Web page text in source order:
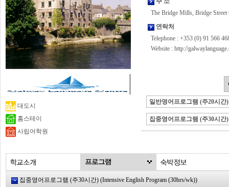
대도시
홈스테이
사립어학원
The Bridge Mills, Bridge
연락처
Telephone : +353 (0) 91 566
Website : http://
일반영어프로그램 (주20시간)
집중영어프로그램 (주30시간)
집중영어프로그램 (주30시간) (Intensive English Program (30hrs/wk))